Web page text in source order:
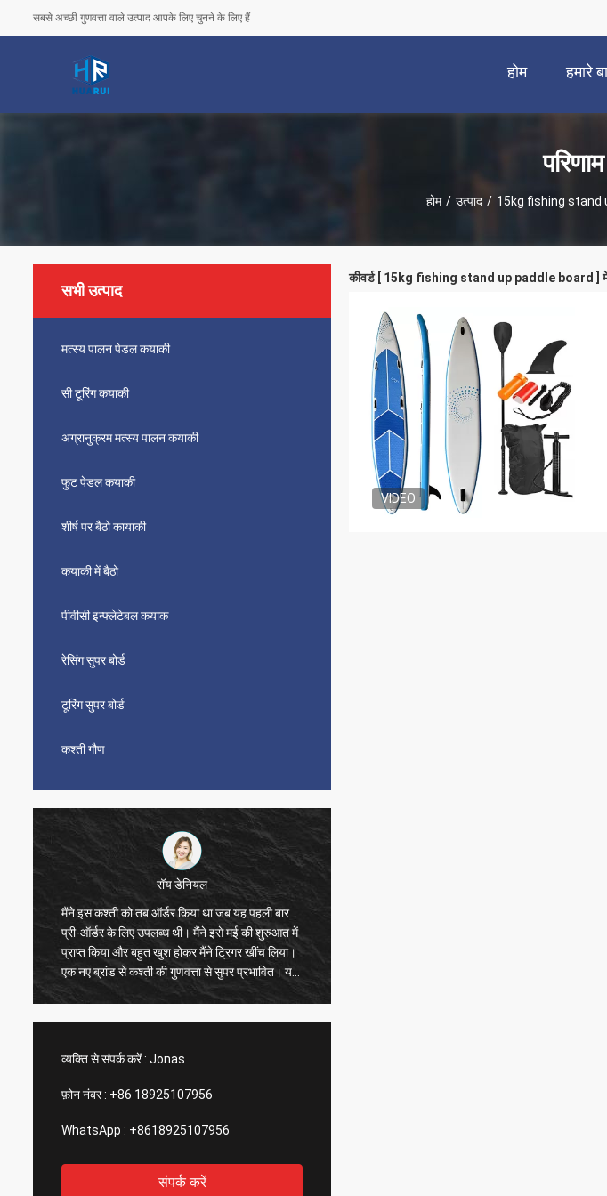
सबसे अच्छी गुणवत्ता वाले उत्पाद आपके लिए चुनने के लिए हैं
होम हमारे
होम / उत्पाद / 15kg fishing stand
सभी उत्पाद
मत्स्य पालन पेडल कयाकी
सी टूरिंग कयाकी
अग्रानुक्रम मत्स्य पालन कयाकी
फुट पेडल कयाकी
शीर्ष पर बैठो कायाकी
कयाकी में बैठो
पीवीसी इन्फ्लेटेबल कयाक
रेसिंग सुपर बोर्ड
टूरिंग सुपर बोर्ड
कश्ती गौण
रॉय डेनियल
मैंने इस कश्ती को तब ऑर्डर किया था जब यह पहली बार
प्री-ऑर्डर के लिए उपलब्ध थी। मैंने इसे मई की शुरुआत में
प्राप्त किया और बहुत खुश होकर मैंने ट्रिगर खींच लिया।
एक नए ब्रांड से कश्ती की गुणवत्ता से सुपर प्रभावित। यह
तेज़, चलने योग्य है और इसमें एक्सेसरीज़ के लिए बहुत सारे
व्यक्ति से संपर्क करें : Jonas
फ़ोन नंबर : +86 18925107956
WhatsApp : +8618925107956
संपर्क करें
कीवर्ड [ 15kg fishing stand up paddle board ]
VIDEO